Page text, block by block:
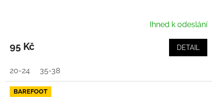
Ihned k odeslání
95 Kč DETAIL
20-24 35-38
BAREFOOT